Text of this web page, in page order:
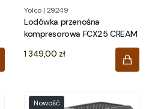
Yolco | 29249
Lodówka przenośna
kompresorowa FCX25 CREAM
Cena
1 349,00 zł
Nowość